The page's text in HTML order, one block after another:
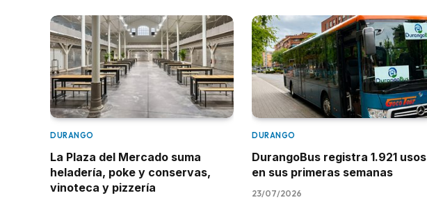
DURANGO
La Plaza del Mercado suma
heladería, poke y conservas,
vinoteca y pizzería
DURANGO
DurangoBus registra 1.921 usos
en sus primeras semanas
23/07/2026